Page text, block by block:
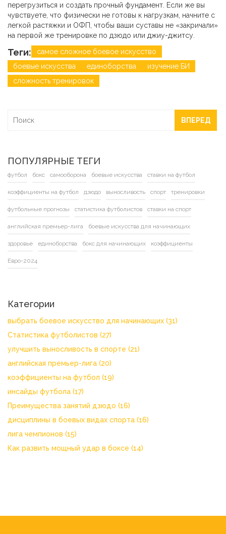
перегрузиться и создать прочный фундамент. Если же вы
чувствуете, что физически не готовы к нагрузкам, начните с
легкой растяжки и ОФП, чтобы ваши суставы не «закричали»
на первой же тренировке по дзюдо или джиу-джитсу.
Теги:
самое сложное боевое искусство
боевые искусства
единоборства
изучение БИ
сложность тренировок
ВПЕРЕД
ПОПУЛЯРНЫЕ ТЕГИ
футбол бокс самооборона боевые искусства ставки на футбол
коэффициенты на футбол дзюдо выносливость спорт тренировки
футбольные прогнозы статистика футболистов ставки на спорт
английская премьер-лига боевые искусства для начинающих
здоровье единоборства бокс для начинающих коэффициенты
Евро-2024
Категории
выбрать боевое искусство для начинающих (31)
Статистика футболистов (27)
улучшить выносливость в спорте (21)
английская премьер-лига (20)
коэффициенты на футбол (19)
инсайды футбола (17)
Преимущества занятий дзюдо (16)
дисциплины в боевых видах спорта (16)
лига чемпионов (15)
Как развить мощный удар в боксе (14)